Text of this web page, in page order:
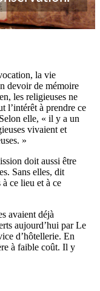
la vie
devoir de mémoire
les religieuses ne
l’intérêt à prendre ce
elle, « il y a un
vivaient et
»
doit aussi être
Sans elles, dit
ce lieu et à ce
avaient déjà
aujourd’hui par Le
d’hôtellerie. En
à faible coût. Il y